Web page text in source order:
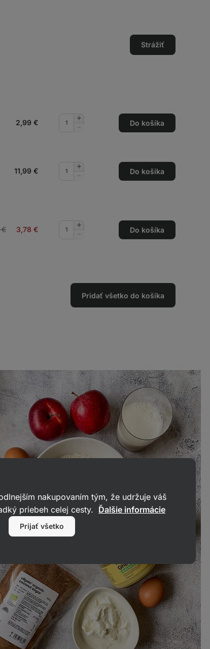
Strážiť
2,99 €
Pridať
Do košíka
11,99 €
Pridať
Do košíka
€ 3,78 €
Pridať
Do košíka
Pridať všetko do košíka
nakupovaním tým, že udržuje váš
priebeh celej cesty. Ďalšie informácie
Prijať všetko